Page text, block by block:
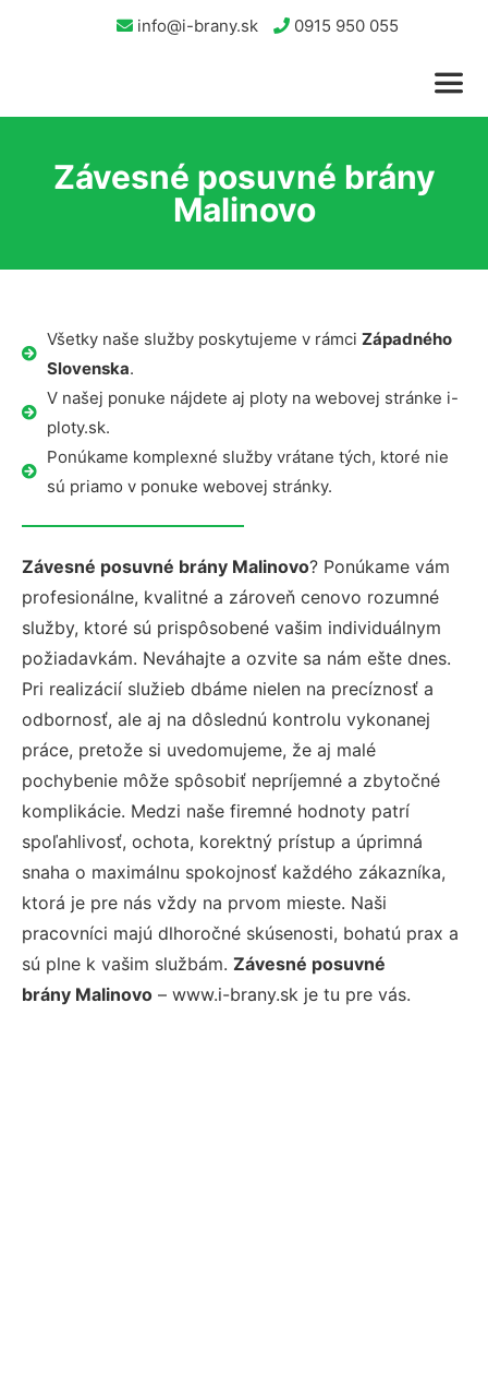
info@i-brany.sk 0915 950 055
Závesné posuvné brány
Malinovo
Všetky naše služby poskytujeme v rámci Západného
Slovenska.
V našej ponuke nájdete aj ploty na webovej stránke i-
ploty.sk.
Ponúkame komplexné služby vrátane tých, ktoré nie
sú priamo v ponuke webovej stránky.
Závesné posuvné brány Malinovo? Ponúkame vám
profesionálne, kvalitné a zároveň cenovo rozumné
služby, ktoré sú prispôsobené vašim individuálnym
požiadavkám. Neváhajte a ozvite sa nám ešte dnes.
Pri realizácií služieb dbáme nielen na precíznosť a
odbornosť, ale aj na dôslednú kontrolu vykonanej
práce, pretože si uvedomujeme, že aj malé
pochybenie môže spôsobiť nepríjemné a zbytočné
komplikácie. Medzi naše firemné hodnoty patrí
spoľahlivosť, ochota, korektný prístup a úprimná
snaha o maximálnu spokojnosť každého zákazníka,
ktorá je pre nás vždy na prvom mieste. Naši
pracovníci majú dlhoročné skúsenosti, bohatú prax a
sú plne k vašim službám. Závesné posuvné
brány Malinovo – www.i-brany.sk je tu pre vás.